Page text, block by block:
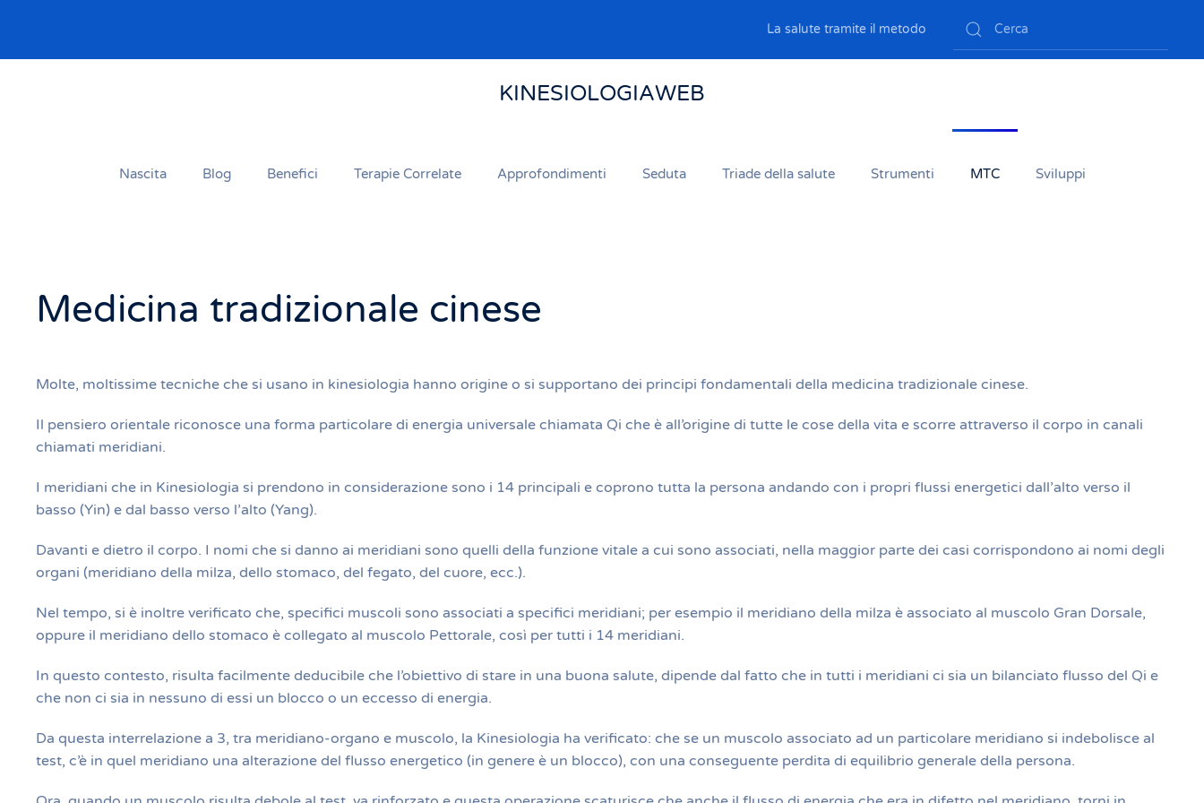
La salute tramite il metodo
KINESIOLOGIAWEB
Nascita Blog Benefici Terapie Correlate Approfondimenti Seduta Triade della salute Strumenti MTC Sviluppi
Medicina tradizionale cinese
Molte, moltissime tecniche che si usano in kinesiologia hanno origine o si supportano dei principi fondamentali della medicina tradizionale cinese.
Il pensiero orientale riconosce una forma particolare di energia universale chiamata Qi che è all’origine di tutte le cose della vita e scorre attraverso il corpo in canali
chiamati meridiani.
I meridiani che in Kinesiologia si prendono in considerazione sono i 14 principali e coprono tutta la persona andando con i propri flussi energetici dall’alto verso il
basso (Yin) e dal basso verso l’alto (Yang).
Davanti e dietro il corpo. I nomi che si danno ai meridiani sono quelli della funzione vitale a cui sono associati, nella maggior parte dei casi corrispondono ai nomi degli
organi (meridiano della milza, dello stomaco, del fegato, del cuore, ecc.).
Nel tempo, si è inoltre verificato che, specifici muscoli sono associati a specifici meridiani; per esempio il meridiano della milza è associato al muscolo Gran Dorsale,
oppure il meridiano dello stomaco è collegato al muscolo Pettorale, così per tutti i 14 meridiani.
In questo contesto, risulta facilmente deducibile che l’obiettivo di stare in una buona salute, dipende dal fatto che in tutti i meridiani ci sia un bilanciato flusso del Qi e
che non ci sia in nessuno di essi un blocco o un eccesso di energia.
Da questa interrelazione a 3, tra meridiano-organo e muscolo, la Kinesiologia ha verificato: che se un muscolo associato ad un particolare meridiano si indebolisce al
test, c’è in quel meridiano una alterazione del flusso energetico (in genere è un blocco), con una conseguente perdita di equilibrio generale della persona.